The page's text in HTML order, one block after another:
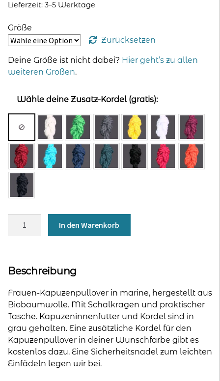
Lieferzeit: 3–5 Werktage
Größe
Zurücksetzen
Deine Größe ist nicht dabei? Hier geht’s zu allen
weiteren Größen.
Wähle deine Zusatz-Kordel (gratis):
marine
In den Warenkorb
Beschreibung
Frauen-Kapuzenpullover in marine, hergestellt aus
Biobaumwolle. Mit Schalkragen und praktischer
Tasche. Kapuzeninnenfutter und Kordel sind in
grau gehalten. Eine zusätzliche Kordel für den
Kapuzenpullover in deiner Wunschfarbe gibt es
kostenlos dazu. Eine Sicherheitsnadel zum leichten
Einfädeln legen wir bei.